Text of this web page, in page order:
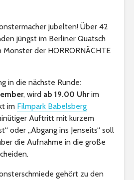
jubelten! Über 42
jüngst im Berliner Quatsch
Monster der HORRORNÄCHTE
in die nächste Runde:
, wird ab 19.00 Uhrim
im Filmpark Babelsberg
Auftritt mit kurzem
oder „Abgang ins Jenseits“ soll
die Aufnahme in die große
gehört zu den